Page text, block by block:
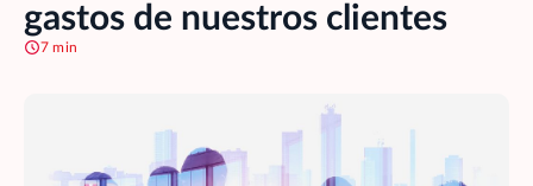
gastos de nuestros clientes
7 min